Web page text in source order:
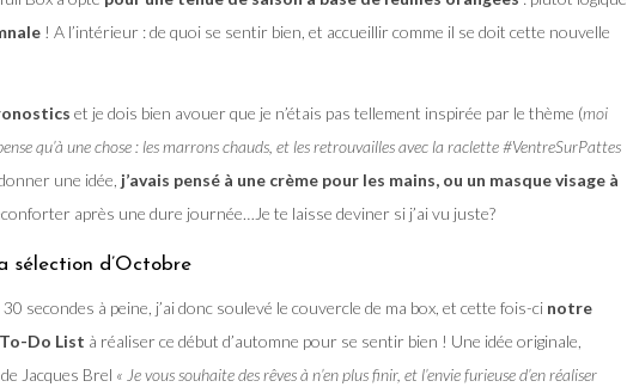
! A l’intérieur : de quoi se sentir bien, et accueillir comme il se doit cette nouvelle
et je dois bien avouer que je n’étais pas tellement inspirée par le thème (moi
qu’à une chose : les marrons chauds, et les retrouvailles avec la raclette #VentreSurPattes
une idée, j’avais pensé à une crème pour les mains, ou un masque visage à
après une dure journée…Je te laisse deviner si j’ai vu juste?
sélection d’Octobre
secondes à peine, j’ai donc soulevé le couvercle de ma box, et cette fois-ci notre
Do List à réaliser ce début d’automne pour se sentir bien ! Une idée originale,
Jacques Brel « Je vous souhaite des rêves à n’en plus finir, et l’envie furieuse d’en réaliser